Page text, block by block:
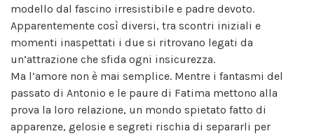
modello dal fascino irresistibile e padre devoto.
Apparentemente così diversi, tra scontri iniziali e
momenti inaspettati i due si ritrovano legati da
un’attrazione che sfida ogni insicurezza.
Ma l’amore non è mai semplice. Mentre i fantasmi del
passato di Antonio e le paure di Fatima mettono alla
prova la loro relazione, un mondo spietato fatto di
apparenze, gelosie e segreti rischia di separarli per